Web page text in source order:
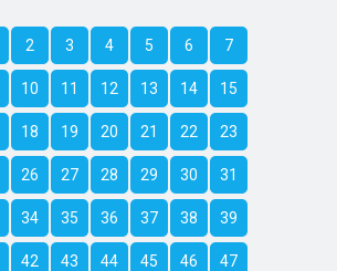
2 3 4 5 6 7
10 11 12 13 14 15
18 19 20 21 22 23
26 27 28 29 30 31
34 35 36 37 38 39
42 43 44 45 46 47